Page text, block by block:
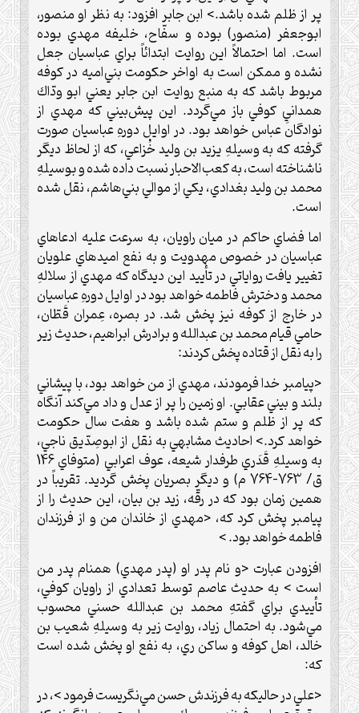
پر از ظلم شده باشد.> ابن جابر افزود: به نظر او منصور،
ابوجعفر (منصور) بوده و سفّاح، خليفه مهدي بوده
است. اما احتمالاً اين روايت ابتدائاً براي عباسيان جعل
نشده و ممكن است به اواخر حكومت بني‌اميه در كوفه
مربوط باشد كه به منبع روايت ابن جابر يعني ابو ودّاك
همدانيِ كوفي باز مي‌گردد. اين پيش‌بيني كه مهدي از
نوادگان عباس خواهد بود. در اوايل دورهِ عباسيان صورت
گرفته كه به وسيلهِ يزيد بن وليد خُزاعي، كه از لحاظ ديگر
ناشناخته است، به كعب‌الاحبار نسبت داده شده و بوسيلهِ
محمد بن وليد بغدادي، يكي از موالي بني‌هاشم، نقل شده
است.
اما فضاي حاكم در ميان راويان، به سرعت عليه ادعاهاي
عباسيان در خصوص مهدويت و به نفع اميدهاي علويان
تغيير يافت رواياتي در تأييد اين ديدگاه كه مهدي از سلالهِ
محمد و دخترش فاطمه خواهد بود در اوايل دورهِ عباسيان
در خارج از كوفه نيز پخش شد. در بصره، عِمران قَطّان،
حامي قيام محمد بن عبدالله و برادرش ابراهيم، حديث زير
را به نقل از قتاده پخش كردند:
<پيامبر خدا فرمودند، مهدي از من خواهد بود، با پيشاني
بلند و بيني عقابي. او زمين را پر از عدل و داد مي‌كند آنگاه
كه پر از ظلم و ستم شده باشد و هفت سال حكومت
خواهد كرد.> احاديث مشابهي به نقل از ابوصِدّيق ناجي،
به وسيلهِ قَدَري طرفدار شيعه، عوف اعرابي (متوفاي 146
ق/ 763-764 م) و ديگر بصريان پخش گرديد. تقريباً در
همين زمان بود كه در رقّه، زيد بن بيان، اين حديث را از
پيامبر پخش كرد كه، <مهدي از خاندان من و از فرزندان
فاطمه خواهد بود. >
افزودن عبارت <و نام پدر او (پدر مهدي) همنام پدر من
است > به حديث عاصم توسط تعدادي از راويان كوفي،
تأييدي براي گفتهِ محمد بن عبدالله حسني محسوب
مي‌شود. به احتمال زياد، روايت زير به وسيلهِ شعيب بن
خالد، اهل كوفه و ساكن ري، به نفع او پخش شده است
كه:
<علي در حاليكه به فرزندش حسن مي‌نگريست فرمود >، در